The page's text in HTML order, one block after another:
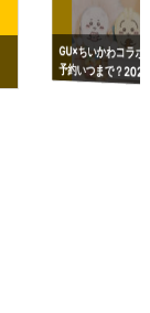
GU×ちいかわコラ
予約いつまで？
ーチやショルダー